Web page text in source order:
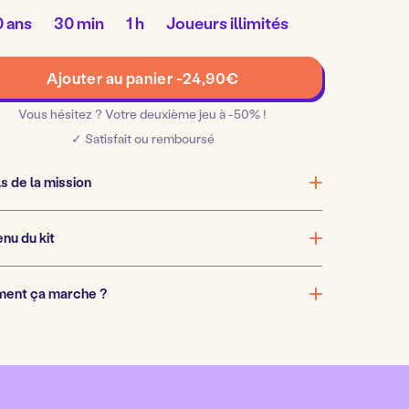
ans
Temps
de30 min
Temps
1 h
Nombre
deJoueurs illimités
de
La
du
Ajouter au panier -24,90€
Vous hésitez ? Votre deuxième jeu à -50% !
✓ Satisfait ou remboursé
de la mission
du kit
ça marche ?